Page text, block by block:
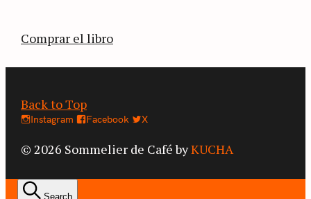
Comprar el libro
Back to Top
Instagram Facebook X
© 2026 Sommelier de Café byKUCHA
Search